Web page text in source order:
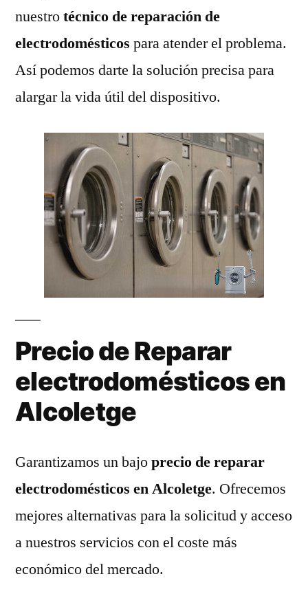
nuestrotécnico de reparación de
electrodomésticos para atender el problema.
Así podemos darte la solución precisa para
alargar la vida útil del dispositivo.
Precio de Reparar
electrodomésticos en
Alcoletge
Garantizamos un bajoprecio de reparar
electrodomésticos en Alcoletge. Ofrecemos
mejores alternativas para la solicitud y acceso
a nuestros servicios con el coste más
económico del mercado.